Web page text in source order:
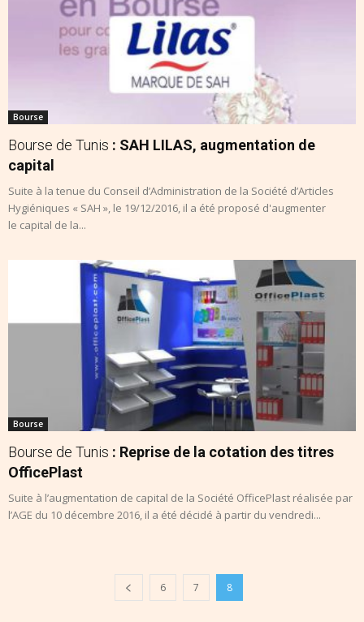
Bourse
Bourse de Tunis : SAH LILAS, augmentation de
capital
Suite à la tenue du Conseil d’Administration de la Société d’Articles
Hygiéniques « SAH », le 19/12/2016, il a été proposé d'augmenter
le capital de la...
Bourse
Bourse de Tunis : Reprise de la cotation des titres
OfficePlast
Suite à l’augmentation de capital de la Société OfficePlast réalisée par
l’AGE du 10 décembre 2016, il a été décidé à partir du vendredi...
6 7 8